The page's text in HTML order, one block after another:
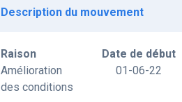
Description du mouvement
Raison
Amélioration
des conditions
Date de début
01-06-22